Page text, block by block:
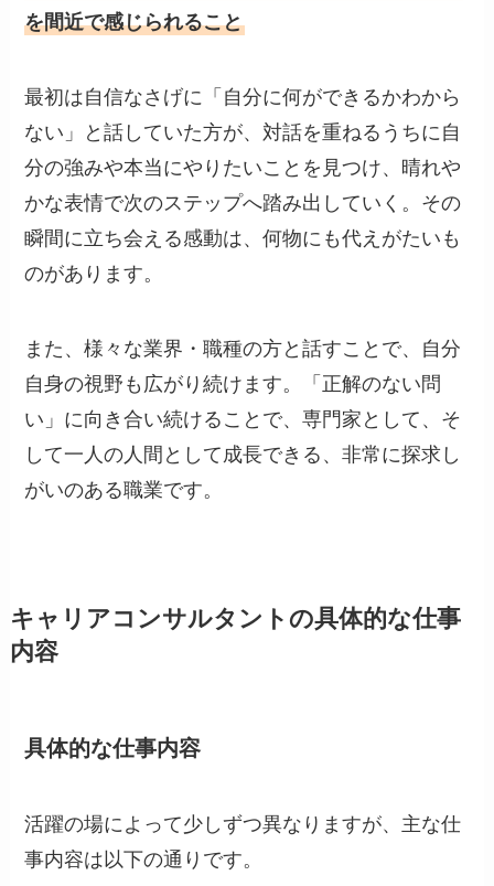
を間近で感じられること
最初は自信なさげに「自分に何ができるかわから
ない」と話していた方が、対話を重ねるうちに自
分の強みや本当にやりたいことを見つけ、晴れや
かな表情で次のステップへ踏み出していく。その
瞬間に立ち会える感動は、何物にも代えがたいも
のがあります。
また、様々な業界・職種の方と話すことで、自分
自身の視野も広がり続けます。「正解のない問
い」に向き合い続けることで、専門家として、そ
して一人の人間として成長できる、非常に探求し
がいのある職業です。
キャリアコンサルタントの具体的な仕事
内容
具体的な仕事内容
活躍の場によって少しずつ異なりますが、主な仕
事内容は以下の通りです。